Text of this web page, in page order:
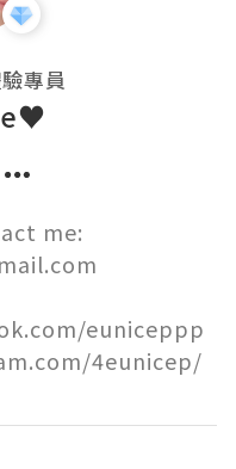
專員
me:
euniceppp
4eunicep/